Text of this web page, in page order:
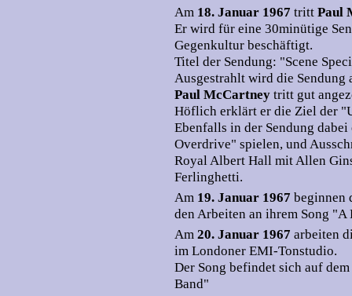
Am 18. Januar 1967 tritt Paul
Er wird für eine 30minütige
Gegenkultur beschäftigt.
Titel der Sendung: "Scene
Ausgestrahlt wird die Sendung
Paul McCartney tritt gut
Höflich erklärt er die Ziel der
Ebenfalls in der Sendung
Overdrive" spielen, und
Royal Albert Hall mit Allen
Ferlinghetti.
Am 19. Januar 1967 beginnen
den Arbeiten an ihrem Song
Am 20. Januar 1967 arbeiten
im Londoner EMI-Tonstudio.
Der Song befindet sich auf
Band"